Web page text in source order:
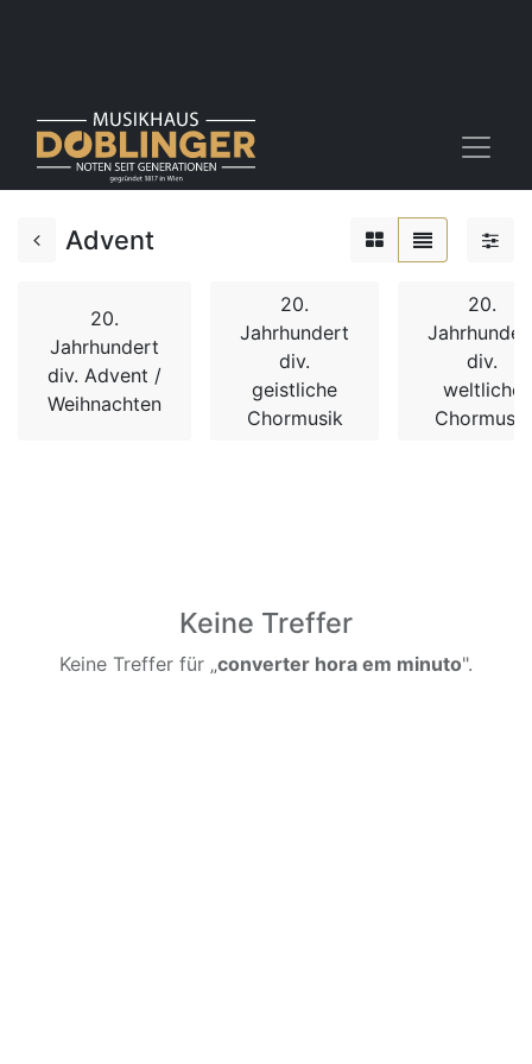
Advent
20.
Jahrhundert
div. Advent /
Weihnachten
20.
Jahrhundert
div.
geistliche
Chormusik
20.
div.
weltliche
Chormusik
Keine Treffer
Keine Treffer für „converter hora em minuto".